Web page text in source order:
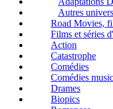
Autres
Road Movies,
Films et séries
Action
Catastrophe
Comédies
Comédies
Drames
Biopics